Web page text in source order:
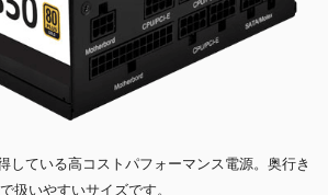
している高コストパフォーマンス電源。奥行き
扱いやすいサイズです。